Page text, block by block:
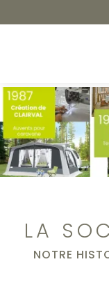
LA
NOTRE